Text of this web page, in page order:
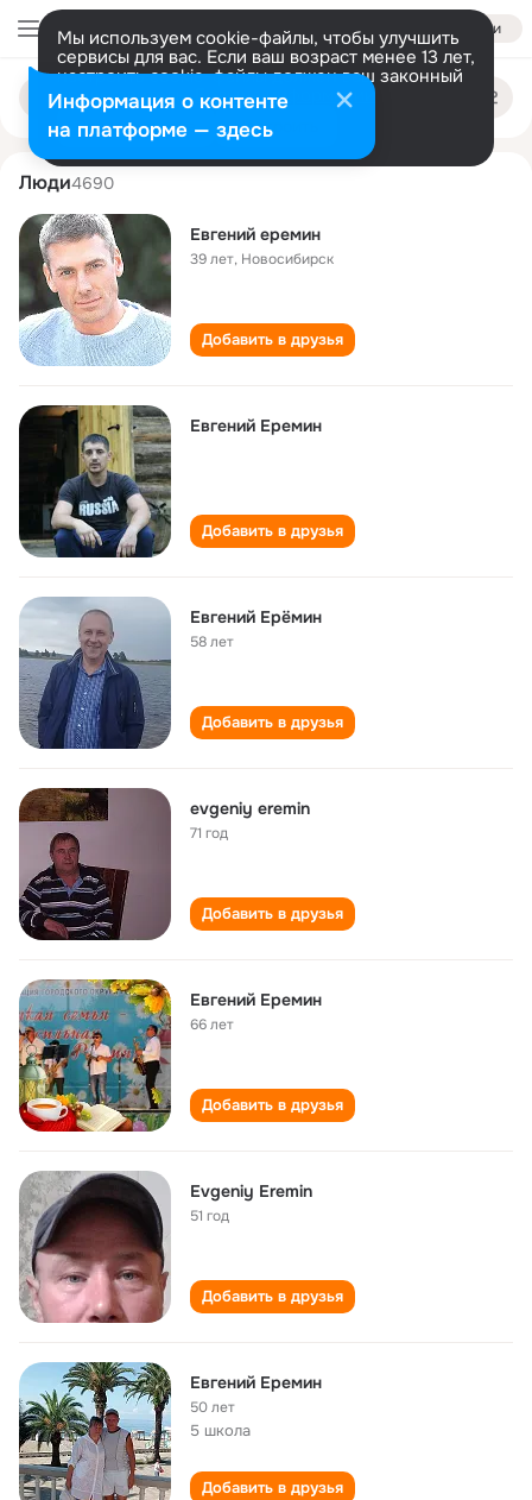
Войти
Мы используем cookie-файлы, чтобы улучшить
сервисы для вас. Если ваш возраст менее 13 лет,
настроить cookie-файлы должен ваш законный
представитель. Больше информации
Разрешить все Настроить
Поиск
людям
evgeniy eremin
Люди4690
Евгений еремин
39 лет, Новосибирск
Добавить в друзья
Евгений Еремин
Добавить в друзья
Евгений Ерёмин
58 лет
Добавить в друзья
evgeniy eremin
71 год
Добавить в друзья
Евгений Еремин
66 лет
Добавить в друзья
Evgeniy Eremin
51 год
Добавить в друзья
Евгений Еремин
50 лет
5 школа
Добавить в друзья
Информация о контенте
на платформе — здесь